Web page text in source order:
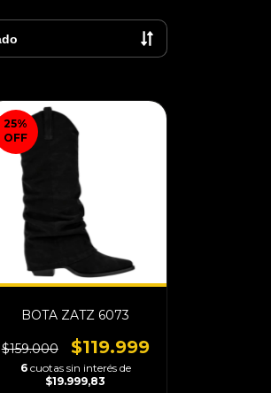
25%
OFF
BOTA ZATZ 6073
$159.000 $119.999
6 cuotas sin interés de
$19.999,83